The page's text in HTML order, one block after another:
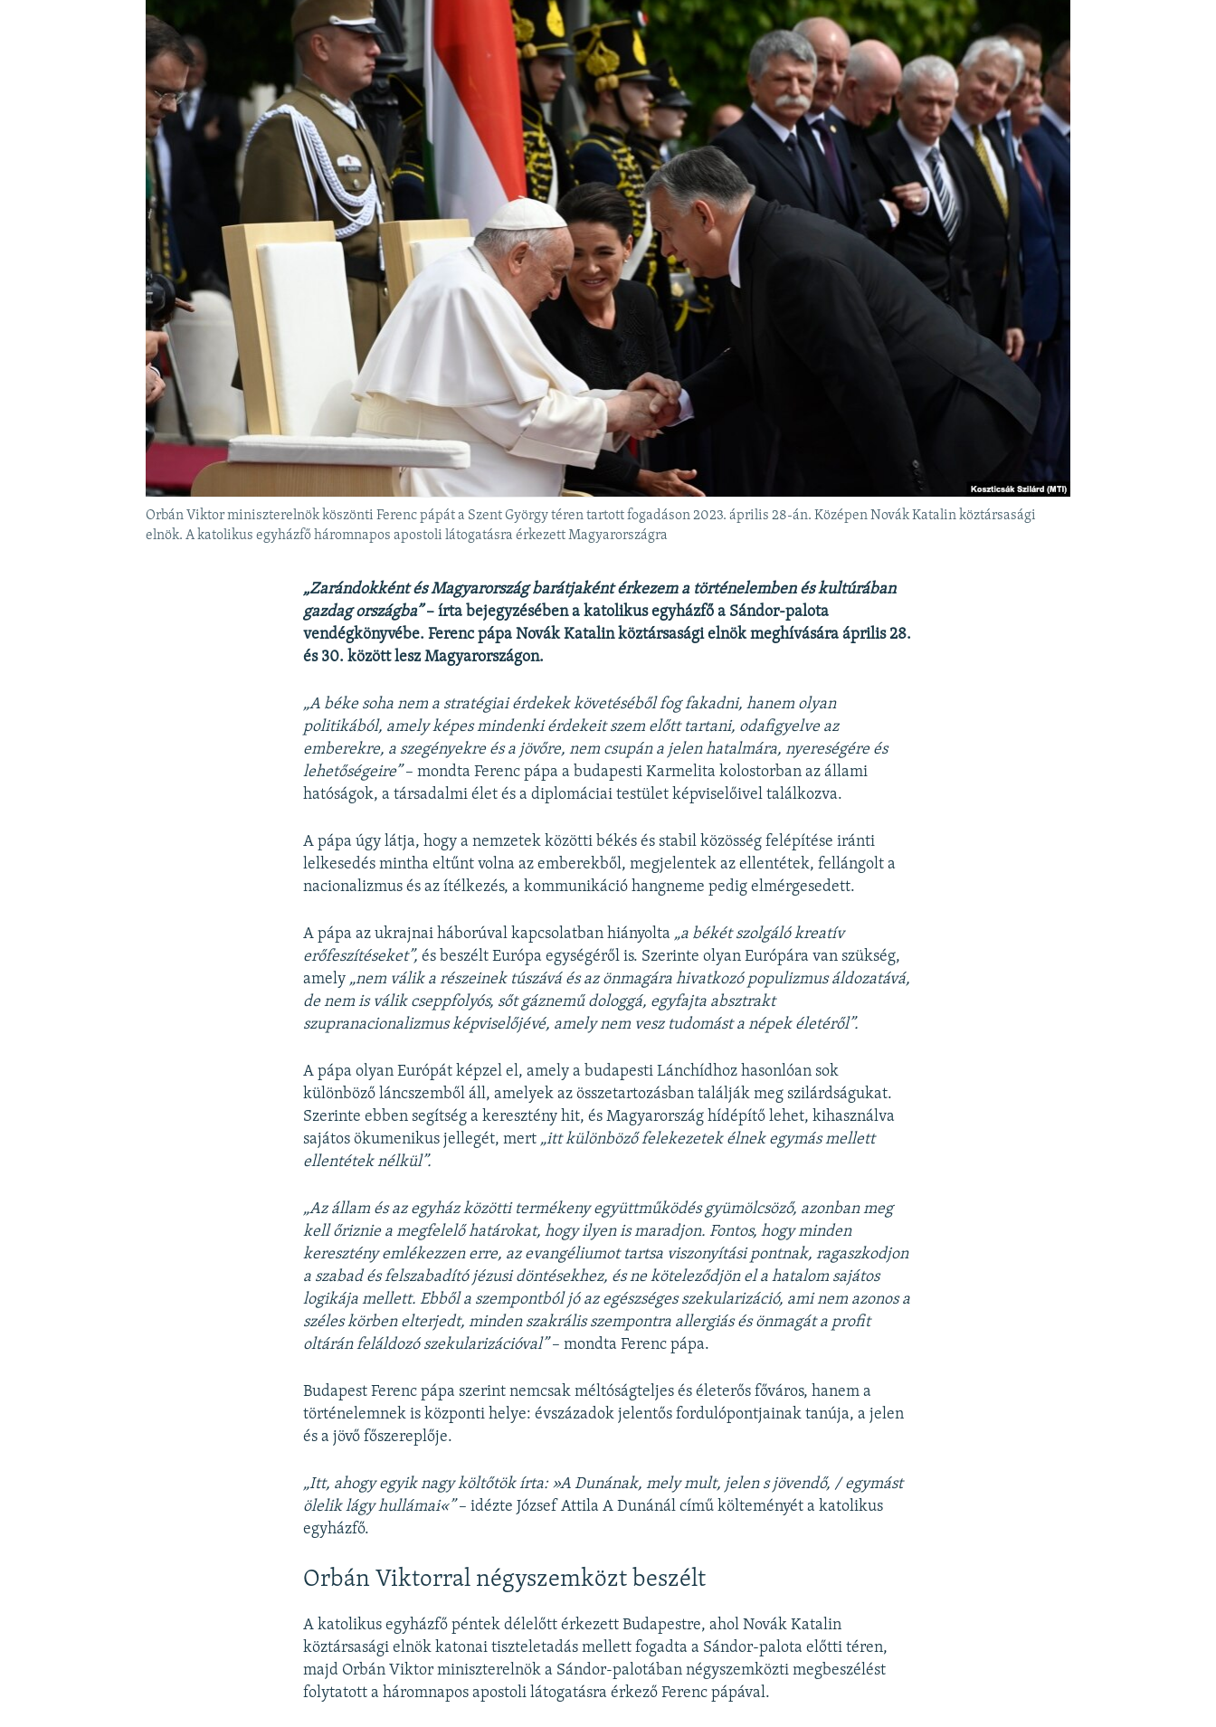
A MÚLT TANULSÁGAI
Orbán Viktor miniszterelnök köszönti Ferenc pápát a Szent György téren tartott fogadáson 2023. április 28-án. Középen Novák Katalin köztársasági
elnök. A katolikus egyházfő háromnapos apostoli látogatásra érkezett Magyarországra
„Zarándokként és Magyarország barátjaként érkezem a történelemben és kultúrában
gazdag országba”– írta bejegyzésében a katolikus egyházfő a Sándor-palota
vendégkönyvébe. Ferenc pápa Novák Katalin köztársasági elnök meghívására április 28.
és 30. között lesz Magyarországon.
„A béke soha nem a stratégiai érdekek követéséből fog fakadni, hanem olyan
politikából, amely képes mindenki érdekeit szem előtt tartani, odafigyelve az
emberekre, a szegényekre és a jövőre, nem csupán a jelen hatalmára, nyereségére és
lehetőségeire”– mondta Ferenc pápa a budapesti Karmelita kolostorban az állami
hatóságok, a társadalmi élet és a diplomáciai testület képviselőivel találkozva.
A pápa úgy látja, hogy a nemzetek közötti békés és stabil közösség felépítése iránti
lelkesedés mintha eltűnt volna az emberekből, megjelentek az ellentétek, fellángolt a
nacionalizmus és az ítélkezés, a kommunikáció hangneme pedig elmérgesedett.
A pápa az ukrajnai háborúval kapcsolatban hiányolta „a békét szolgáló kreatív
erőfeszítéseket”,és beszélt Európa egységéről is. Szerinte olyan Európára van szükség,
amely „nem válik a részeinek túszává és az önmagára hivatkozó populizmus áldozatává,
de nem is válik cseppfolyós, sőt gáznemű dologgá, egyfajta absztrakt
szupranacionalizmus képviselőjévé, amely nem vesz tudomást a népek életéről”.
A pápa olyan Európát képzel el, amely a budapesti Lánchídhoz hasonlóan sok
különböző láncszemből áll, amelyek az összetartozásban találják meg szilárdságukat.
Szerinte ebben segítség a keresztény hit, és Magyarország hídépítő lehet, kihasználva
sajátos ökumenikus jellegét, mert „itt különböző felekezetek élnek egymás mellett
ellentétek nélkül”.
„Az állam és az egyház közötti termékeny együttműködés gyümölcsöző, azonban meg
kell őriznie a megfelelő határokat, hogy ilyen is maradjon. Fontos, hogy minden
keresztény emlékezzen erre, az evangéliumot tartsa viszonyítási pontnak, ragaszkodjon
a szabad és felszabadító jézusi döntésekhez, és ne köteleződjön el a hatalom sajátos
logikája mellett. Ebből a szempontból jó az egészséges szekularizáció, ami nem azonos a
széles körben elterjedt, minden szakrális szempontra allergiás és önmagát a profit
oltárán feláldozó szekularizációval”– mondta Ferenc pápa.
Budapest Ferenc pápa szerint nemcsak méltóságteljes és életerős főváros, hanem a
történelemnek is központi helye: évszázadok jelentős fordulópontjainak tanúja, a jelen
és a jövő főszereplője.
„Itt, ahogy egyik nagy költőtök írta: »A Dunának, mely mult, jelen s jövendő, / egymást
ölelik lágy hullámai«”– idézte József Attila A Dunánál című költeményét a katolikus
egyházfő.
Orbán Viktorral négyszemközt beszélt
A katolikus egyházfő péntek délelőtt érkezett Budapestre, ahol Novák Katalin
köztársasági elnök katonai tiszteletadás mellett fogadta a Sándor-palota előtti téren,
majd Orbán Viktor miniszterelnök a Sándor-palotában négyszemközti megbeszélést
folytatott a háromnapos apostoli látogatásra érkező Ferenc pápával.